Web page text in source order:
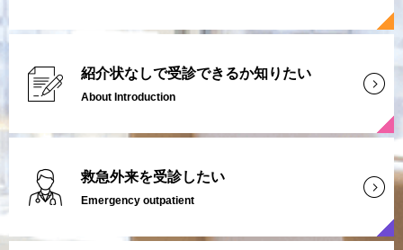
紹介状なしで受診できるか知りたい
About Introduction
救急外来を受診したい
Emergency outpatient